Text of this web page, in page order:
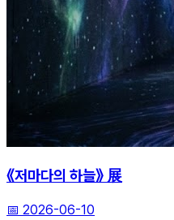
《저마다의 하늘》 展
📅 2026-06-10